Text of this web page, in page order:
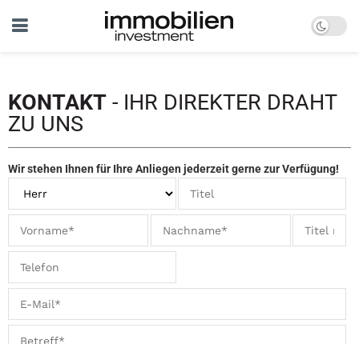
KONTAKT - IHR DIREKTER DRAHT
ZU UNS
Wir stehen Ihnen für Ihre Anliegen jederzeit gerne zur Verfügung!